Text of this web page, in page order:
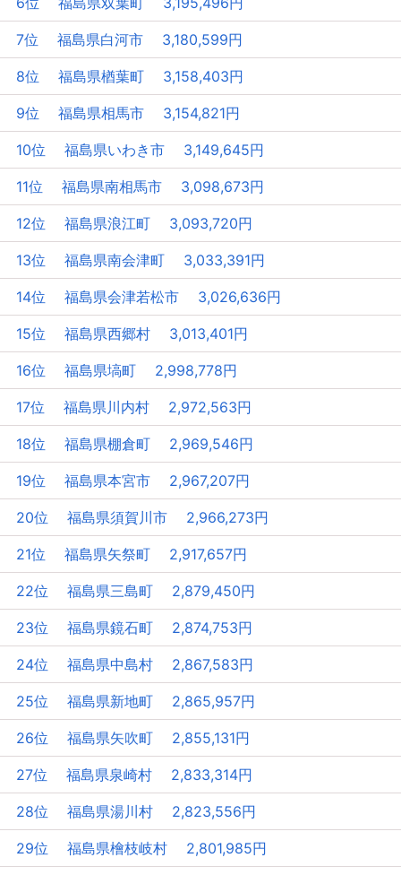
7位 福島県白河市 3,180,599円
8位 福島県楢葉町 3,158,403円
9位 福島県相馬市 3,154,821円
10位 福島県いわき市 3,149,645円
11位 福島県南相馬市 3,098,673円
12位 福島県浪江町 3,093,720円
13位 福島県南会津町 3,033,391円
14位 福島県会津若松市 3,026,636円
15位 福島県西郷村 3,013,401円
16位 福島県塙町 2,998,778円
17位 福島県川内村 2,972,563円
18位 福島県棚倉町 2,969,546円
19位 福島県本宮市 2,967,207円
20位 福島県須賀川市 2,966,273円
21位 福島県矢祭町 2,917,657円
22位 福島県三島町 2,879,450円
23位 福島県鏡石町 2,874,753円
24位 福島県中島村 2,867,583円
25位 福島県新地町 2,865,957円
26位 福島県矢吹町 2,855,131円
27位 福島県泉崎村 2,833,314円
28位 福島県湯川村 2,823,556円
29位 福島県檜枝岐村 2,801,985円